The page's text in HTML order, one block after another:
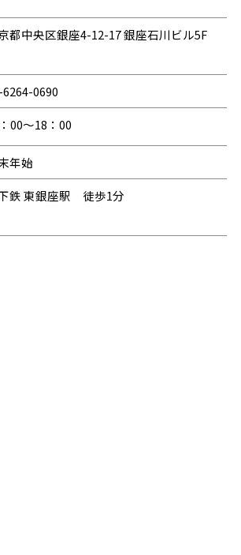
都中央区銀座4-12-17 銀座石川ビル5F
0690
00～18：00
年始
鉄 東銀座駅 徒歩1分